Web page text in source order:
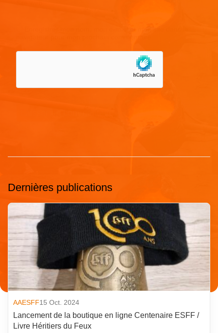
Dernières publications
AAESFF15 Oct. 2024
Lancement de la boutique en ligne Centenaire ESFF /
Livre Héritiers du Feux